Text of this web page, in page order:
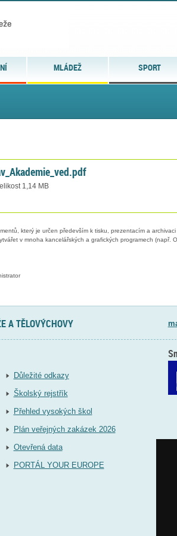
MLÁDEŽ SPORT
1,14 MB
který je určen především k tisku, prezentacím a
v mnoha kancelářských a grafických programech (např.
A TĚLOVÝCHOVY
Důležité odkazy
Školský rejstřík
Přehled vysokých škol
Plán veřejných zakázek 2026
Otevřená data
PORTÁL YOUR EUROPE